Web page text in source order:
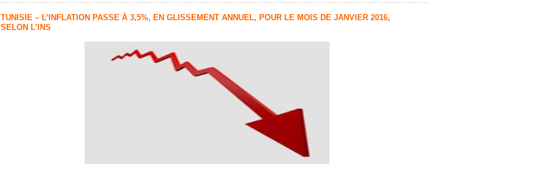
TUNISIE – L’INFLATION PASSE À 3,5%, EN GLISSEMENT ANNUEL, POUR LE MOIS DE JANVIER 2016,
SELON L’INS